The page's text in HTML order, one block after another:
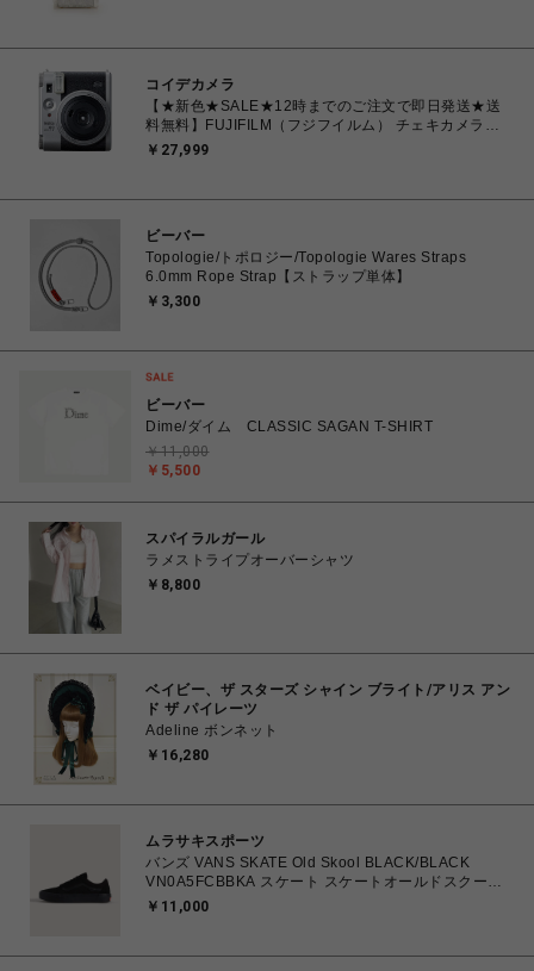
コイデカメラ
【★新色★SALE★12時までのご注文で即日発送★送
料無料】FUJIFILM（フジフイルム） チェキカメラ
INSTAX mini99 シルバー
￥27,999
ビーバー
Topologie/トポロジー/Topologie Wares Straps
6.0mm Rope Strap【ストラップ単体】
￥3,300
ビーバー
Dime/ダイム CLASSIC SAGAN T-SHIRT
￥5,500
￥11,000
スパイラルガール
ラメストライプオーバーシャツ
￥8,800
ベイビー、ザ スターズ シャイン ブライト/アリス アン
ド ザ パイレーツ
Adeline ボンネット
￥16,280
ムラサキスポーツ
バンズ VANS SKATE Old Skool BLACK/BLACK
VN0A5FCBBKA スケート スケートオールドスクール
26.0㎝～28.0㎝ スニーカー メンズ シューズ
￥11,000